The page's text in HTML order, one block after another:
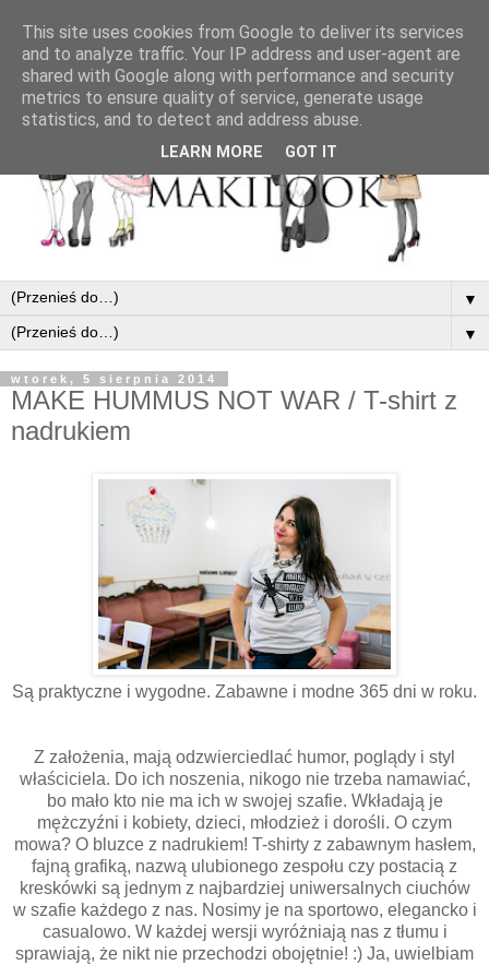
▼
▼
wtorek, 5 sierpnia 2014
MAKE HUMMUS NOT WAR / T-shirt z
nadrukiem
Są praktyczne i wygodne. Zabawne i modne 365 dni w roku.
Z założenia, mają odzwierciedlać humor, poglądy i styl
właściciela. Do ich noszenia, nikogo nie trzeba namawiać,
bo mało kto nie ma ich w swojej szafie. Wkładają je
mężczyźni i kobiety, dzieci, młodzież i dorośli. O czym
mowa? O bluzce z nadrukiem! T-shirty z zabawnym hasłem,
fajną grafiką, nazwą ulubionego zespołu czy postacią z
kreskówki są jednym z najbardziej uniwersalnych ciuchów
w szafie każdego z nas. Nosimy je na sportowo, elegancko i
casualowo. W każdej wersji wyróżniają nas z tłumu i
sprawiają, że nikt nie przechodzi obojętnie! :) Ja, uwielbiam
This site uses cookies from Google to deliver its services
and to analyze traffic. Your IP address and user-agent are
shared with Google along with performance and security
metrics to ensure quality of service, generate usage
statistics, and to detect and address abuse.
LEARN MORE GOT IT